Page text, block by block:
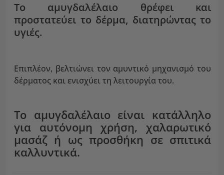
Το αμυγδαλέλαιο θρέφει και
προστατεύει το δέρμα, διατηρώντας το
υγιές.
Επιπλέον, βελτιώνει τον αμυντικό μηχανισμό του
δέρματος και ενισχύει τη λειτουργία του.
Το αμυγδαλέλαιο είναι κατάλληλο
για αυτόνομη χρήση, χαλαρωτικό
μασάζ ή ως προσθήκη σε σπιτικά
καλλυντικά.